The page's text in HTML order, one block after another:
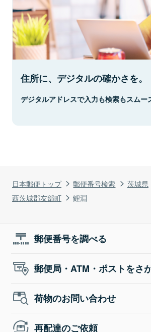
日本郵便トップ 郵便番号検索
茨城県
西茨城郡友部町
鯉淵
住所に、デジタルの確かさを。
デジタルアドレスで入力も検索もスムー
郵便番号を調べる
郵便局・ATM・ポストをさ
荷物のお問い合わせ
再配達のご依頼